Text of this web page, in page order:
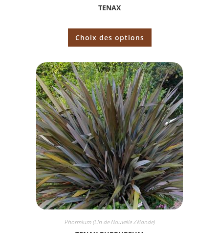
TENAX
Choix des options
Phormium (Lin de Nouvelle Zélande)